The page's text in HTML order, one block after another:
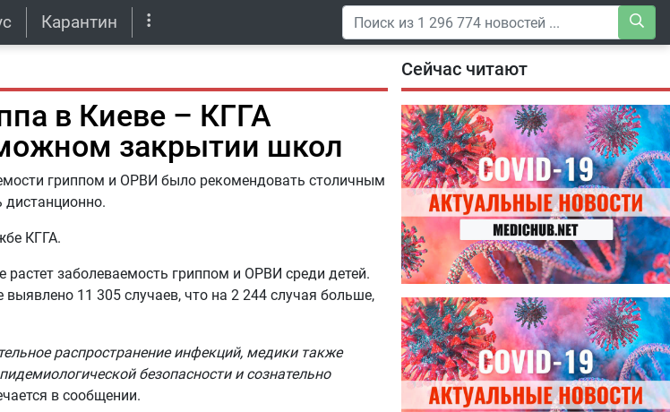
Карантин
в Киеве – КГГА
закрытии школ
гриппом и ОРВИ было рекомендовать столичным
КГГА.
заболеваемость гриппом и ОРВИ среди детей.
11 305 случаев, что на 2 244 случая больше,
распространение инфекций, медики также
безопасности и сознательно
в сообщении.
Сейчас читают
04.08.2026
Специалисты дали советы, как
правильно пить витамины